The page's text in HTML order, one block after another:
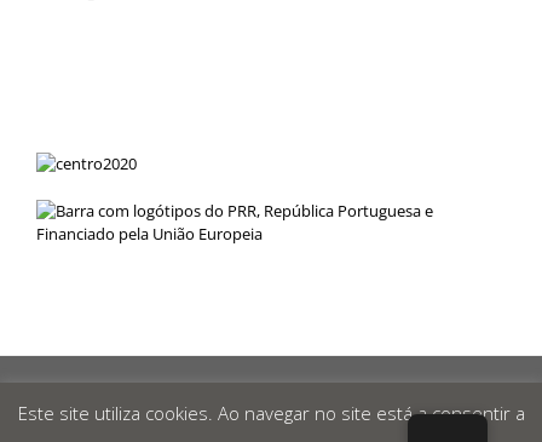
Metlor© 2019 Desenvolvido porREDOCEAN|Política de
Privacidade| Canal de Denúncias|
Este site utiliza cookies. Ao navegar no site está a consentir a